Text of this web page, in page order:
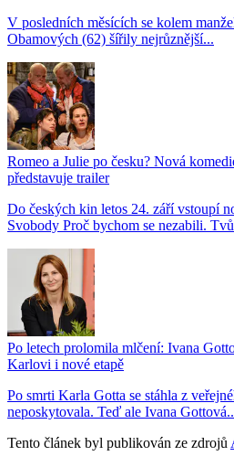
V posledních měsících se kolem
Obamových (62) šířily nejrůznější...
Romeo a Julie po česku? Nová
představuje trailer
Do českých kin letos 24. září vstoupí
Svobody Proč bychom se nezabili.
Po letech prolomila mlčení: Ivana
Karlovi i nové etapě
Po smrti Karla Gotta se stáhla z
neposkytovala. Teď ale Ivana
Tento článek byl publikován ze zdrojů